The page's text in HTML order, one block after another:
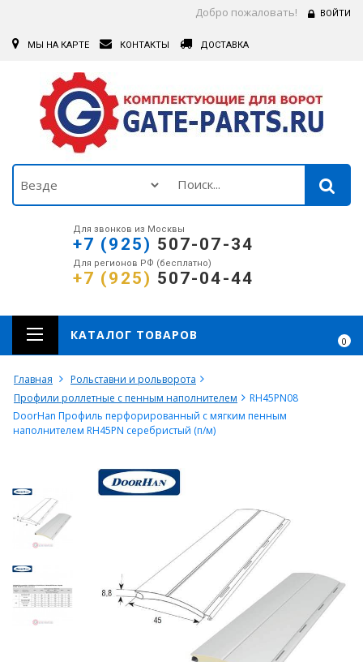
Добро пожаловать! ВОЙТИ
МЫ НА КАРТЕ КОНТАКТЫ ДОСТАВКА
Для звонков из Москвы
+7 (925) 507-07-34
Для регионов РФ (бесплатно)
+7 (925) 507-04-44
0
КАТАЛОГ ТОВАРОВ
Главная
Рольставни и рольворота
Профили роллетные с пенным наполнителем
RH45PN08
DoorHan Профиль перфорированный с мягким пенным
наполнителем RH45PN серебристый (п/м)